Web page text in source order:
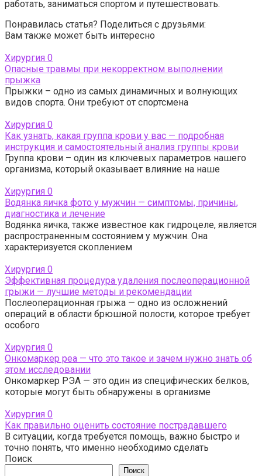
работать, заниматься спортом и путешествовать.
Понравилась статья? Поделиться с друзьями:
Вам также может быть интересно
Хирургия 0
Опасные травмы при некорректном выполнении
прыжка
Прыжки – одно из самых динамичных и волнующих
видов спорта. Они требуют от спортсмена
Хирургия 0
Как узнать, какая группа крови у вас — подробная
инструкция и самостоятельный анализ группы крови
Группа крови – один из ключевых параметров нашего
организма, который оказывает влияние на наше
Хирургия 0
Водянка яичка фото у мужчин — симптомы, причины,
диагностика и лечение
Водянка яичка, также известное как гидроцеле, является
распространенным состоянием у мужчин. Она
характеризуется скоплением
Хирургия 0
Эффективная процедура удаления послеоперационной
грыжи — лучшие методы и рекомендации
Послеоперационная грыжа — одно из осложнений
операций в области брюшной полости, которое требует
особого
Хирургия 0
Онкомаркер реа — что это такое и зачем нужно знать об
этом исследовании
Онкомаркер РЭА — это один из специфических белков,
которые могут быть обнаружены в организме
Хирургия 0
Как правильно оценить состояние пострадавшего
В ситуации, когда требуется помощь, важно быстро и
точно понять, что именно необходимо сделать
Поиск
Поиск